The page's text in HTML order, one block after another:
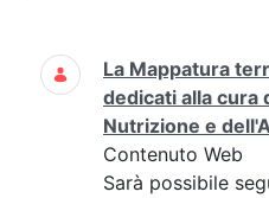
Ricerca
La Mappatura
dedicati alla cura
Nutrizione e
Contenuto Web
Sarà possibile